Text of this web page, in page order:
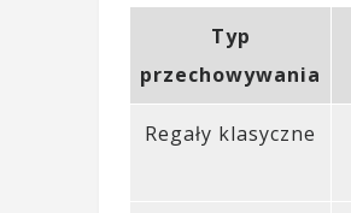
Typ
przechowywania
Regały klasyczne